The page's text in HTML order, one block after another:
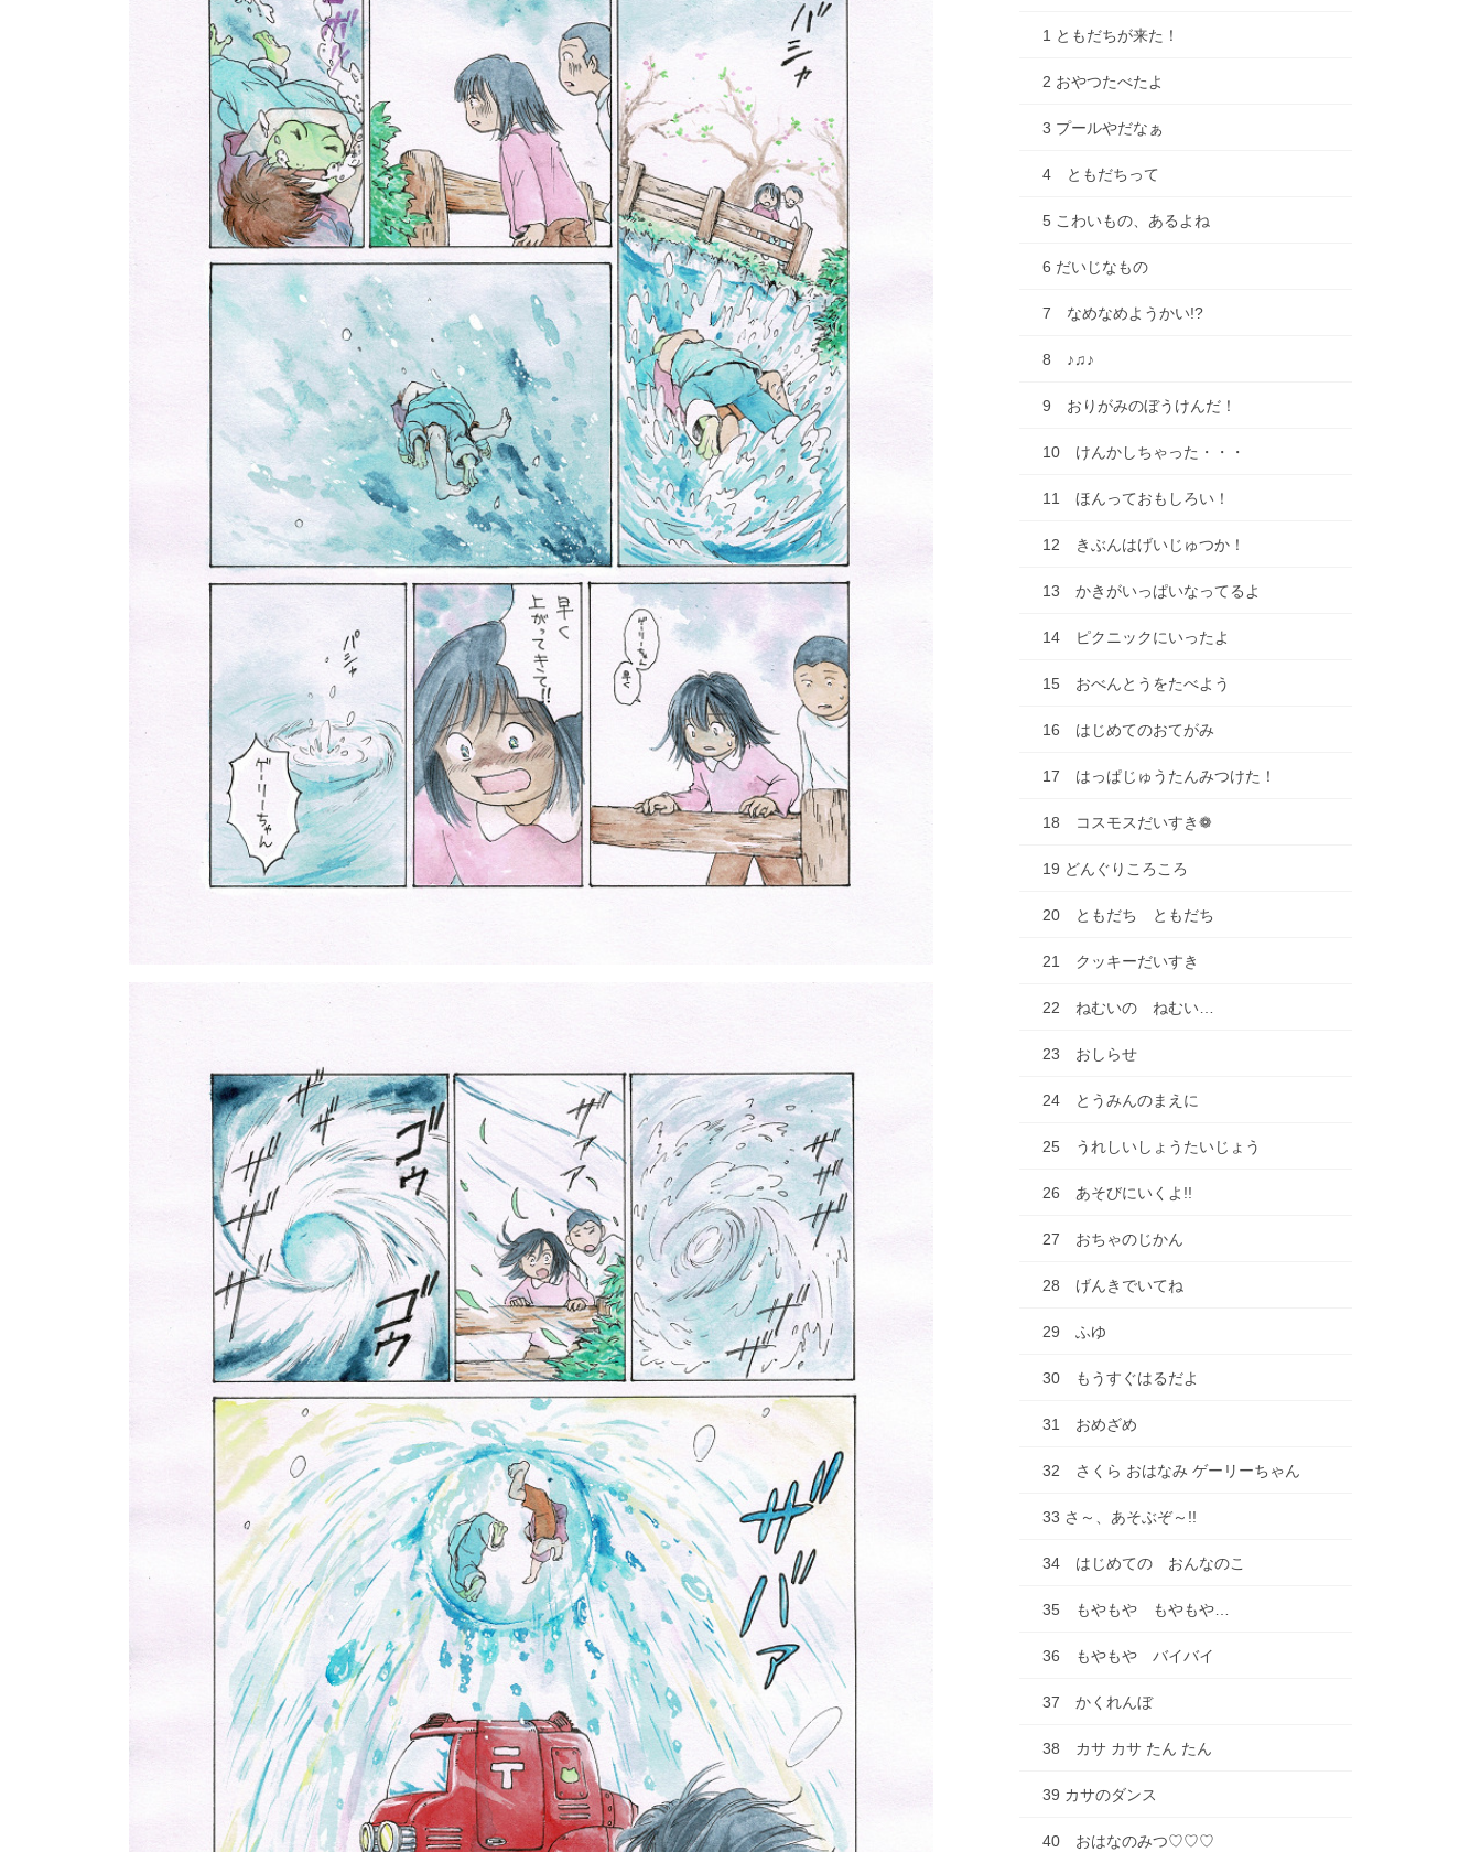
1 ともだちが来た！
2 おやつたべたよ
3 プールやだなぁ
4 ともだちって
5 こわいもの、あるよね
6 だいじなもの
7 なめなめようかい!?
8 ♪♫♪
9 おりがみのぼうけんだ！
10 けんかしちゃった・・・
11 ほんっておもしろい！
12 きぶんはげいじゅつか！
13 かきがいっぱいなってるよ
14 ピクニックにいったよ
15 おべんとうをたべよう
16 はじめてのおてがみ
17 はっぱじゅうたんみつけた！
18 コスモスだいすき❁
19 どんぐりころころ
20 ともだち ともだち
21 クッキーだいすき
22 ねむいの ねむい…
23 おしらせ
24 とうみんのまえに
25 うれしいしょうたいじょう
26 あそびにいくよ!!
27 おちゃのじかん
28 げんきでいてね
29 ふゆ
30 もうすぐはるだよ
31 おめざめ
32 さくら おはなみ ゲーリーちゃん
33 さ～、あそぶぞ～!!
34 はじめての おんなのこ
35 もやもや もやもや…
36 もやもや バイバイ
37 かくれんぼ
38 カサ カサ たん たん
39 カサのダンス
40 おはなのみつ♡♡♡